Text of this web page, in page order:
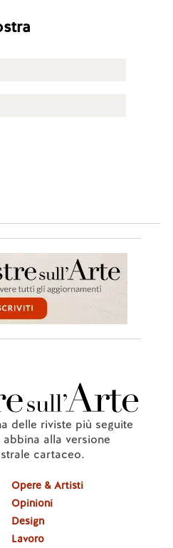
delle riviste più seguite
alla versione
cartaceo.
Opere & Artisti
Opinioni
Design
Lavoro